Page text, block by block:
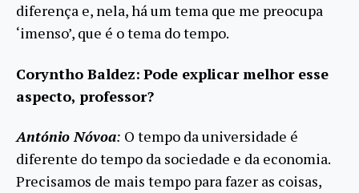
diferença e, nela, há um tema que me preocupa
‘imenso’, que é o tema do tempo.
Coryntho Baldez: Pode explicar melhor esse
aspecto, professor?
António Nóvoa: O tempo da universidade é
diferente do tempo da sociedade e da economia.
Precisamos de mais tempo para fazer as coisas,